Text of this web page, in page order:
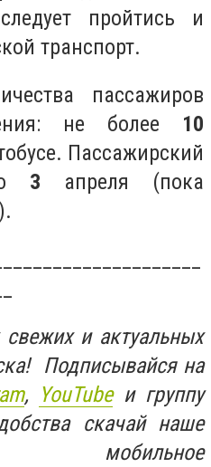
пройтись и
транспорт.
пассажиров
не более 10
Пассажирский
3 апреля (пока
и актуальных
Подписывайся на
, YouTubeи группу
скачай наше
мобильное